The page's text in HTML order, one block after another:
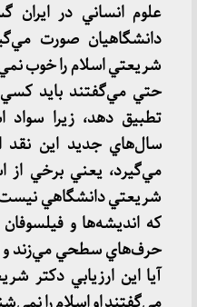
علوم انساني در ايران
دانشگاهيان صورت
شريعتي اسلام را خوب
حتي مي‌گفتند بايد كسي
تطبيق دهد، زيرا سواد
سال‌هاي جديد اين نقد
مي‌گيرد، يعني برخي از
شريعتي دانشگاهي
كه انديشه‌ها و
حرف‌هاي سطحي مي‌زند و
آيا اين ارزيابي دكتر